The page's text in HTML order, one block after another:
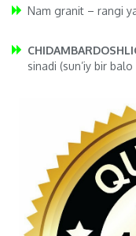
Nam granit – rangi
sinadi (sun’iy bir